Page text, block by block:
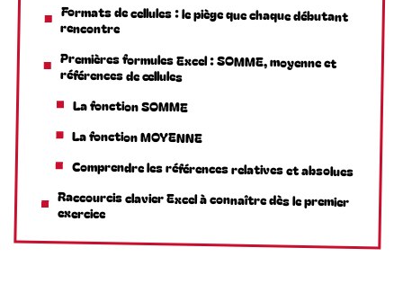
Formats de cellules : le piège que chaque débutant
rencontre
Premières formules Excel : SOMME, moyenne et
références de cellules
La fonction SOMME
La fonction MOYENNE
Comprendre les références relatives et absolues
Raccourcis clavier Excel à connaître dès le premier
exercice